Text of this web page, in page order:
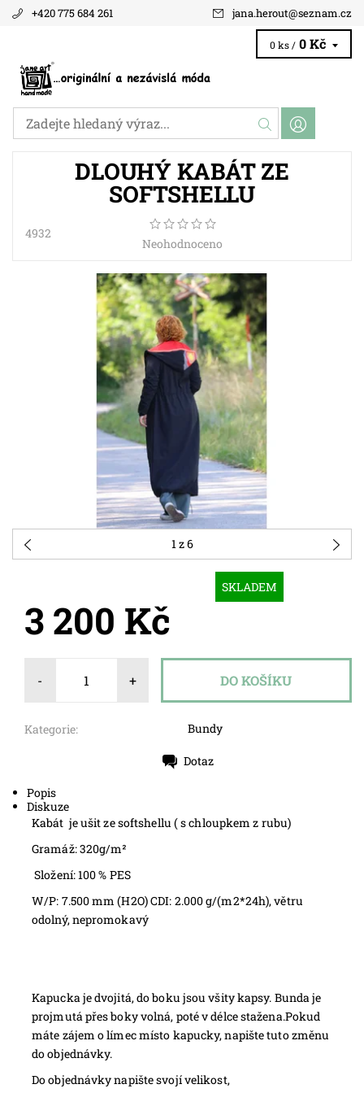
+420 775 684 261 jana.herout@seznam.cz
0 ks / 0 Kč
DLOUHÝ KABÁT ZE
SOFTSHELLU
4932
Neohodnoceno
1z 6
SKLADEM
3 200 Kč
- +
Kategorie: Bundy
Dotaz
Popis
Diskuze
Kabát je ušit ze softshellu ( s chloupkem z rubu)
Gramáž: 320g/m²
Složení: 100 % PES
W/P: 7.500 mm (H2O) CDI: 2.000 g/(m2*24h), větru
odolný, nepromokavý
Kapucka je dvojitá, do boku jsou všity kapsy. Bunda je
projmutá přes boky volná, poté v délce stažena.Pokud
máte zájem o límec místo kapucky, napište tuto změnu
do objednávky.
Do objednávky napište svojí velikost,